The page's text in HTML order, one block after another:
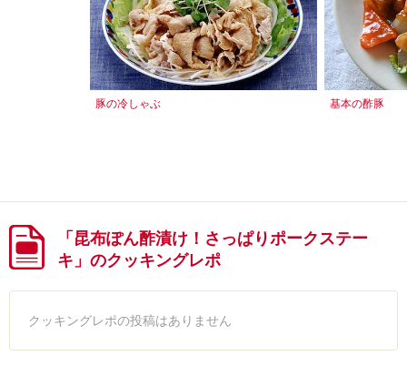
豚の冷しゃぶ 基本の酢豚
「昆布ぽん酢漬け！さっぱりポークステー
キ」のクッキングレポ
クッキングレポの投稿はありません